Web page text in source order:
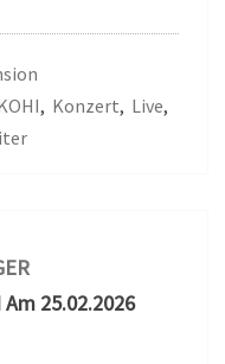
, Konzert, Live,
25.02.2026